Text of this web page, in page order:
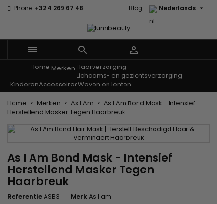
Phone: +32 4 269 67 48 Nederlands 
Blog
  
Home Merken Haarverzorging
Lichaams- en gezichtsverzorging
KinderenAccessoiresWeven en lonten
Home Merken As I Am
As I Am Bond Mask - Intensief
Herstellend Masker Tegen Haarbreuk
As I Am Bond Mask - Intensief
Herstellend Masker Tegen
Haarbreuk
ReferentieASB3 MerkAs I am